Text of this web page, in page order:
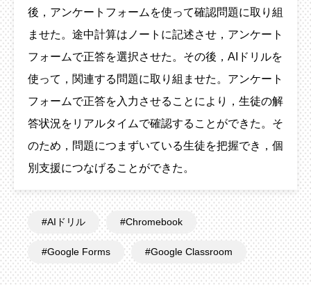
後，アンケートフォームを使って確認問題に取り組
ませた。途中計算はノートに記述させ，アンケート
フォームで正答を選択させた。その後，AIドリルを
使って，関連する問題に取り組ませた。アンケート
フォームで正答を入力させることにより，生徒の解
答状況をリアルタイムで確認することができた。そ
のため，問題につまずいている生徒を把握でき，個
別支援につなげることができた。
AIドリル Chromebook
Google Forms Google Classroom